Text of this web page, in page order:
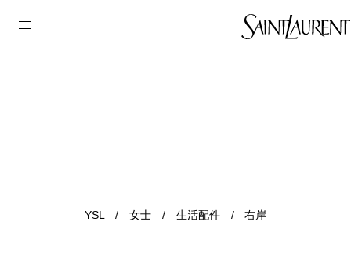
YSL / 女士 / 生活配件 / 右岸